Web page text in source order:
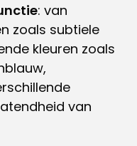
: van
zoals subtiele
kleuren zoals
van